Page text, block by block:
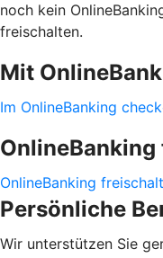
noch kein
freischalten.
Mit
Im OnlineBanking
OnlineBanking
Persönliche
Wir unterstützen Sie